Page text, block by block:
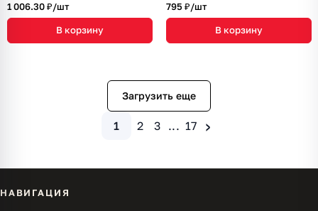
1 006.30 ₽/шт
В корзину
795 ₽/шт
В корзину
Загрузить еще
1 2 3 ... 17 ›
НАВИГАЦИЯ